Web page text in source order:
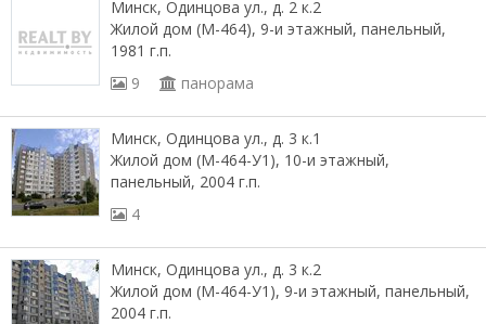
Минск, Одинцова ул., д. 2 к.2
Жилой дом (М-464), 9-и этажный, панельный,
1981 г.п.
9
панорама
Минск, Одинцова ул., д. 3 к.1
Жилой дом (М-464-У1), 10-и этажный,
панельный, 2004 г.п.
4
Минск, Одинцова ул., д. 3 к.2
Жилой дом (М-464-У1), 9-и этажный, панельный,
2004 г.п.